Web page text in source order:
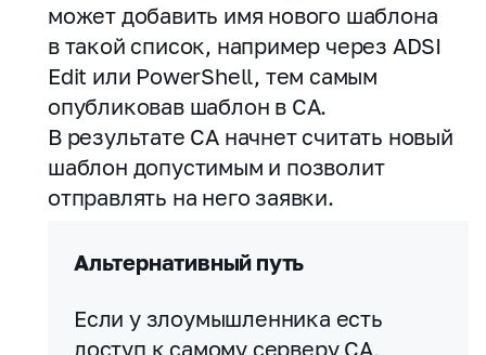
может добавить имя нового шаблона
в такой список, например через ADSI
Edit или PowerShell, тем самым
опубликовав шаблон в CA.
В результате CA начнет считать новый
шаблон допустимым и позволит
отправлять на него заявки.
Альтернативный путь
Если у злоумышленника есть
доступ к самому серверу CA,